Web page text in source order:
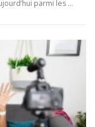
parmi les …